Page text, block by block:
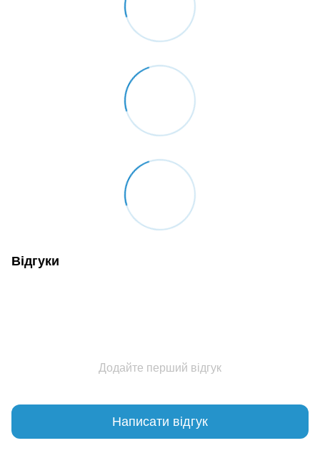
Відгуки
Додайте перший відгук
Написати відгук